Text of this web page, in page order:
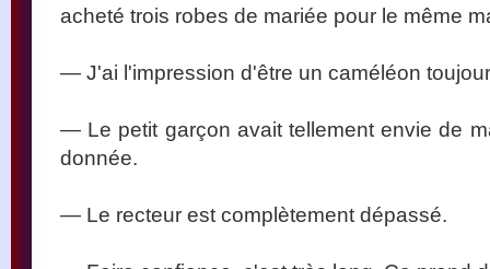
acheté trois robes de mariée pour le même
— J'ai l'impression d'être un caméléon
— Le petit garçon avait tellement envie de
donnée.
— Le recteur est complètement dépassé.